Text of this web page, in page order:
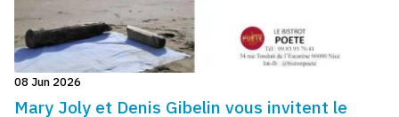
08 Jun 2026
Mary Joly et Denis Gibelin vous invitent le